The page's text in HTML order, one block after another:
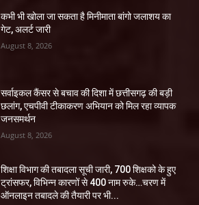
कभी भी खोला जा सकता है मिनीमाता बांगो जलाशय का
गेट, अलर्ट जारी
August 8, 2026
सर्वाइकल कैंसर से बचाव की दिशा में छत्तीसगढ़ की बड़ी
छलांग, एचपीवी टीकाकरण अभियान को मिल रहा व्यापक
जनसमर्थन
August 8, 2026
शिक्षा विभाग की तबादला सूची जारी, 700 शिक्षको के हुए
ट्रांसफर, विभिन्न कारणों से 400 नाम रुके…चरण में
ऑनलाइन तबादले की तैयारी पर भी...